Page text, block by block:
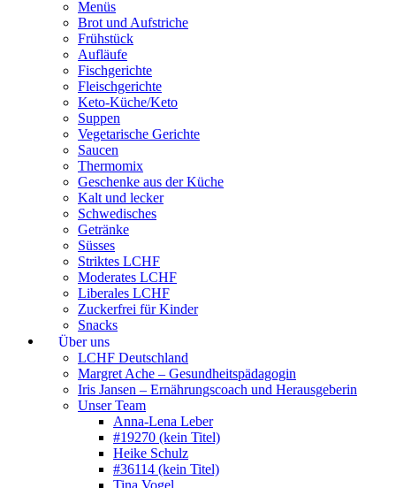
Menüs
Brot und Aufstriche
Frühstück
Aufläufe
Fischgerichte
Fleischgerichte
Keto-Küche/Keto
Suppen
Vegetarische Gerichte
Saucen
Thermomix
Geschenke aus der Küche
Kalt und lecker
Schwedisches
Getränke
Süsses
Striktes LCHF
Moderates LCHF
Liberales LCHF
Zuckerfrei für Kinder
Snacks
Über uns
LCHF Deutschland
Margret Ache – Gesundheitspädagogin
Iris Jansen – Ernährungscoach und Herausgeberin
Unser Team
Anna-Lena Leber
#19270 (kein Titel)
Heike Schulz
#36114 (kein Titel)
Tina Vogel